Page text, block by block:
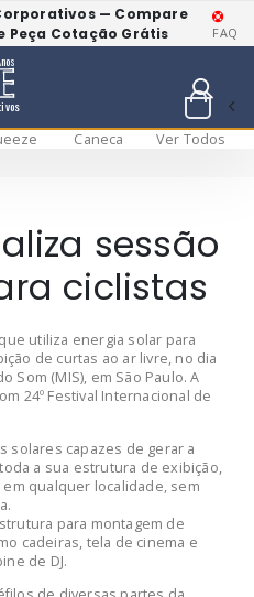
— Compare
Peça Cotação Grátis
FAQ
Caneca
Ver Todos
sessão
ciclistas
utiliza energia solar para
de curtas ao ar livre, no dia
Som (MIS), em São Paulo. A
24º Festival Internacional de
solares capazes de gerar a
a sua estrutura de exibição,
qualquer localidade, sem
para montagem de
cadeiras, tela de cinema e
de DJ.